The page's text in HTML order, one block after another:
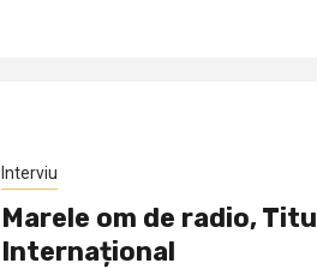
Interviu
Marele om de radio,
Internațional